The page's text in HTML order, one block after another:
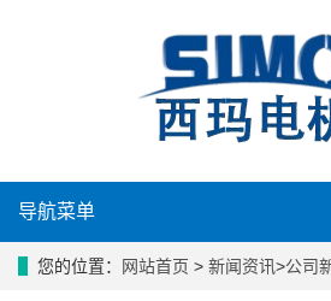
导航菜单
您的位置： 网站首页 > 新闻资讯>公司